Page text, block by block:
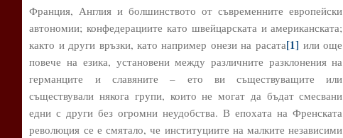
Франция, Англия и болшинството от съвременните европейски
автономии; конфедерациите като швейцарската и американската;
както и други връзки, като например онези на расата[1] или още
повече на езика, установени между различните разклонения на
германците и славяните – ето ви съществуващите или
съществували някога групи, които не могат да бъдат смесвани
едни с други без огромни неудобства. В епохата на Френската
революция се е смятало, че институциите на малките независими